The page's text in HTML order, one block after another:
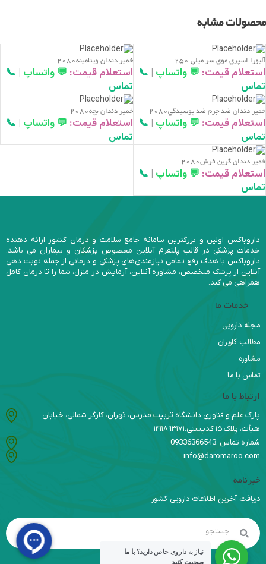
محصولات مشابه
آلبورا اسپري موي سر ميلي 250
استعلام قیمت: 💬 واتساپ |
📞
تماس
خمير دندان ويتامينه2080
استعلام قیمت: 💬 واتساپ |
📞
تماس
خمير دندان ضد جرم ضد پوسيدگي2080
استعلام قیمت: 💬 واتساپ |
📞
تماس
خمير دندان بچه2080
استعلام قیمت: 💬 واتساپ |
📞
تماس
خمير دندان گرين فرش2080
استعلام قیمت: 💬 واتساپ |
📞
تماس
داروباکس اولین و بزرگترین سامانه جامع سلامت و درمان کشور ارائه دهنده
خدمات پزشکی در قالب پلتفرم آنلاین مخصوص پزشکان و بیماران می باشد.
داروباکس با هدف رفع تمامی نیازمندی‌های پزشکی و درمانی از جمله نوبت دهی
آنلاین از پزشک متخصص، مشاوره آنلاین، آزمایش در منزل، شما را تا درمان کامل
همراهی می کند.
خدمات ما
مجله دارویی
مطالب کاربران
مشاوره
تماس با ما
ارتباط با ما
پارک علم و فناوری دانشگاه تربیت مدرس، تهران، کارگر شمالی، خیابان
هیأت، پلاک ۱۵ کدپستی:۱۴۱۱۸۹۳۱۷۱
شماره تماس :09336366543
info@daromaroo.com
خبرنامه
دریافت آخرین اطلاعات دارویی کشور
نیاز به داروی خاص دارید؟ با ما
صحبت کنید